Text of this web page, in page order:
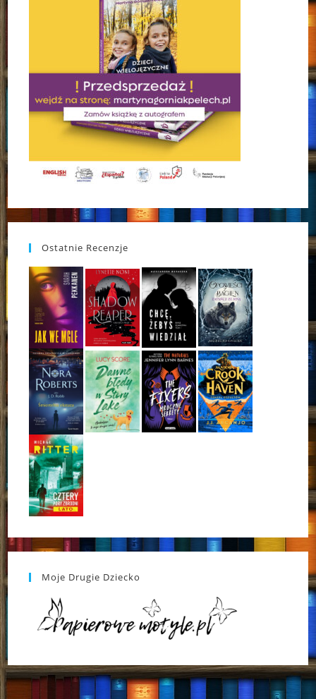
Ostatnie Recenzje
Moje Drugie Dziecko